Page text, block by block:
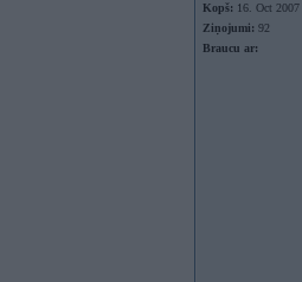
Kopš: 16. Oct 2007
Ziņojumi: 92
Braucu ar: